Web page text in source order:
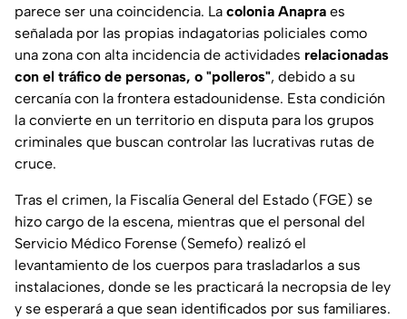
parece ser una coincidencia. La colonia Anapra es
señalada por las propias indagatorias policiales como
una zona con alta incidencia de actividades relacionadas
con el tráfico de personas, o "polleros", debido a su
cercanía con la frontera estadounidense. Esta condición
la convierte en un territorio en disputa para los grupos
criminales que buscan controlar las lucrativas rutas de
cruce.
Tras el crimen, la Fiscalía General del Estado (FGE) se
hizo cargo de la escena, mientras que el personal del
Servicio Médico Forense (Semefo) realizó el
levantamiento de los cuerpos para trasladarlos a sus
instalaciones, donde se les practicará la necropsia de ley
y se esperará a que sean identificados por sus familiares.